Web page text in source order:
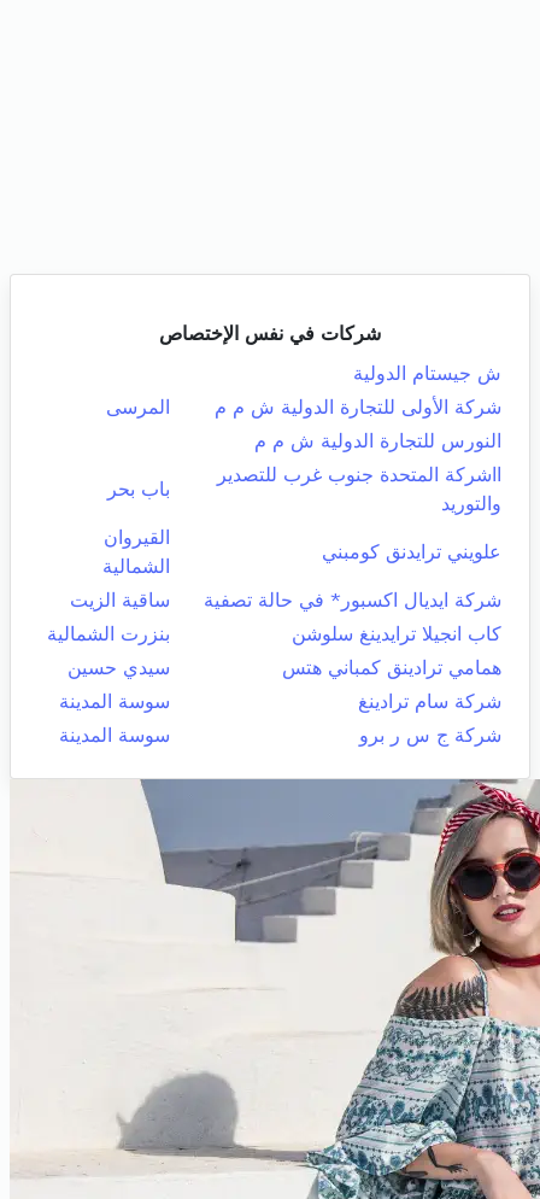
شركات في نفس الإختصاص
ش جيستام الدولية
شركة الأولى للتجارة الدولية ش م م
المرسى
النورس للتجارة الدولية ش م م
ااشركة المتحدة جنوب غرب للتصدير
والتوريد
باب بحر
علويني ترايدنق كومبني
القيروان
الشمالية
شركة ايديال اكسبور* في حالة تصفية
ساقية الزيت
كاب انجيلا ترايدينغ سلوشن
بنزرت الشمالية
همامي ترادينق كمباني هتس
سيدي حسين
شركة سام ترادينغ
سوسة المدينة
شركة ج س ر برو
سوسة المدينة